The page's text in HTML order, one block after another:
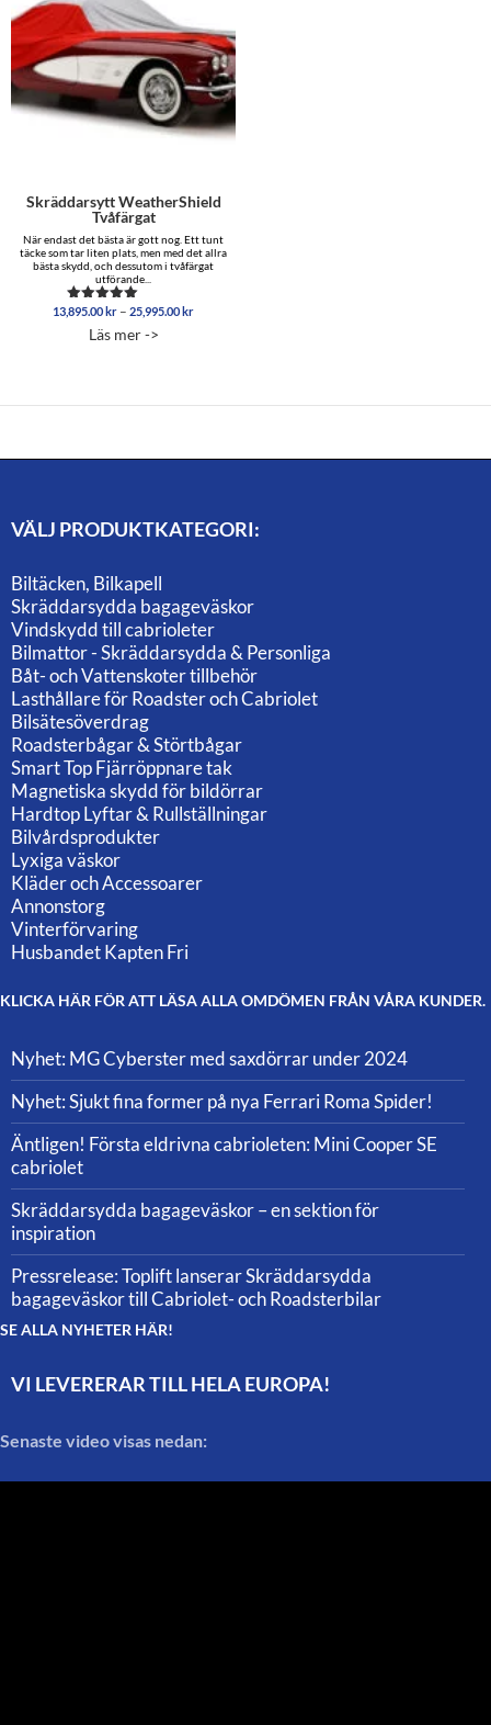
Skräddarsytt WeatherShield
Tvåfärgat
När endast det bästa är gott nog. Ett tunt
täcke som tar liten plats, men med det allra
bästa skydd, och dessutom i tvåfärgat
utförande...
Betygsatt
av 5
13,895.00 kr – 25,995.00 krPrisintervall:
Läs mer ->
VÄLJ PRODUKTKATEGORI:
Biltäcken, Bilkapell
Skräddarsydda bagageväskor
Vindskydd till cabrioleter
Bilmattor - Skräddarsydda & Personliga
Båt- och Vattenskoter tillbehör
Lasthållare för Roadster och Cabriolet
Bilsätesöverdrag
Roadsterbågar & Störtbågar
Smart Top Fjärröppnare tak
Magnetiska skydd för bildörrar
Hardtop Lyftar & Rullställningar
Bilvårdsprodukter
Lyxiga väskor
Kläder och Accessoarer
Annonstorg
Vinterförvaring
Husbandet Kapten Fri
KLICKA HÄR FÖR ATT LÄSA ALLA OMDÖMEN FRÅN VÅRA KUNDER.
Nyhet: MG Cyberster med saxdörrar under 2024
Nyhet: Sjukt fina former på nya Ferrari Roma Spider!
Äntligen! Första eldrivna cabrioleten: Mini Cooper SE
cabriolet
Skräddarsydda bagageväskor – en sektion för
inspiration
Pressrelease: Toplift lanserar Skräddarsydda
bagageväskor till Cabriolet- och Roadsterbilar
SE ALLA NYHETER HÄR!
VI LEVERERAR TILL HELA EUROPA!
Senaste video visas nedan: